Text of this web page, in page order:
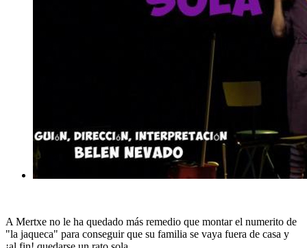
A Mertxe no le ha quedado más remedio que montar el numerito de
"la jaqueca" para conseguir que su familia se vaya fuera de casa y